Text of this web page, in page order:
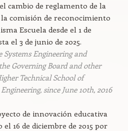
cambio de reglamento de la
comisión de reconocimiento
Escuela desde el 1 de
el 3 de junio de 2025.
Systems Engineering and
Governing Board and other
Technical School of
since June 10th, 2016
de innovación educativa
el 16 de diciembre de 2015 por